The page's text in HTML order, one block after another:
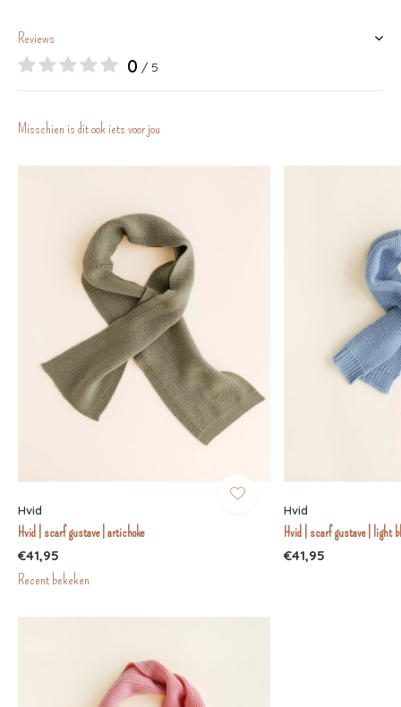
Reviews
0 / 5
Misschien is dit ook iets voor jou
Hvid
Hvid | scarf gustave | artichoke
€41,95
Hvid
Hvid | scarf gustave | light
€41,95
Recent bekeken